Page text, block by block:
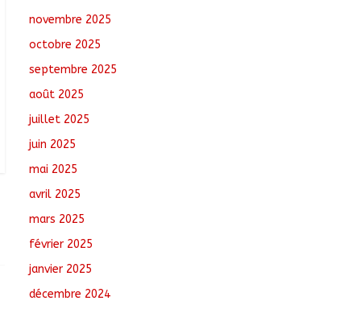
novembre 2025
octobre 2025
septembre 2025
août 2025
juillet 2025
juin 2025
mai 2025
avril 2025
mars 2025
février 2025
janvier 2025
décembre 2024